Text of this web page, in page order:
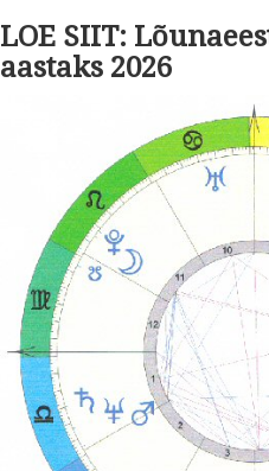
LOE SIIT:
aastaks 2026